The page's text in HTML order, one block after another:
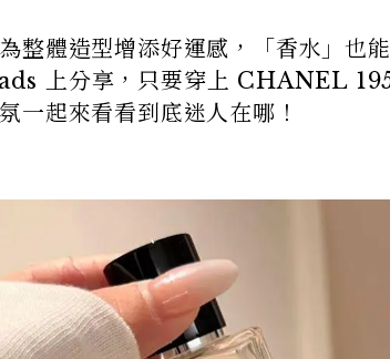
整體造型增添好運感，「香水」也
上分享，只要穿上 CHANEL
一起來看看到底迷人在哪！